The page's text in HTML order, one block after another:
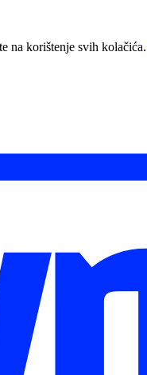
na korištenje svih kolačića.